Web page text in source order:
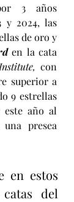
3 años
y 2024, las
de oro y
en la cata
con
superior a
9 estrellas
una presea
en estos
del